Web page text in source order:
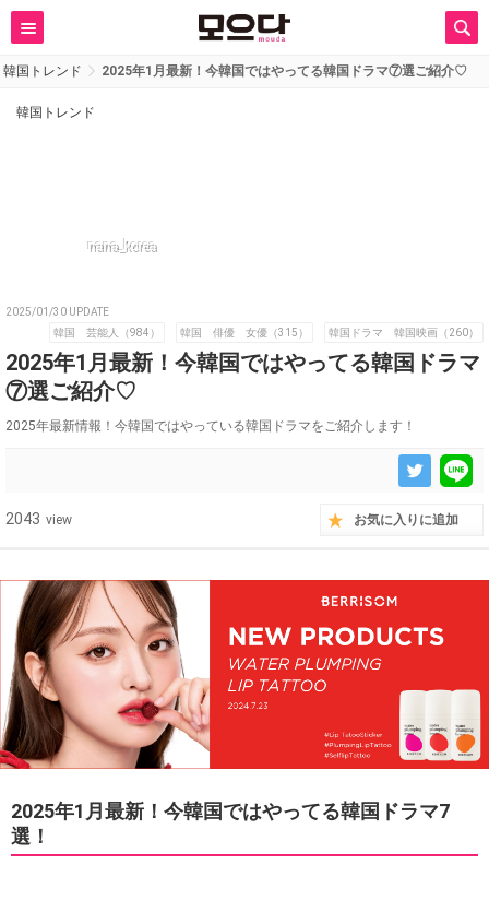
韓国トレンド 2025年1月最新！今韓国ではやってる韓国ドラマ⑦選ご紹介♡
韓国トレンド
nana_korea
2025/01/30 UPDATE
韓国 芸能人（984）
韓国 俳優 女優（315） 韓国ドラマ 韓国映画（260）
2025年1月最新！今韓国ではやってる韓国ドラマ
⑦選ご紹介♡
2025年最新情報！今韓国ではやっている韓国ドラマをご紹介します！
2043 view お気に入りに追加
2025年1月最新！今韓国ではやってる韓国ドラマ7
選！